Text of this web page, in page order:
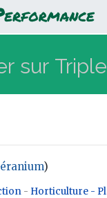
)
,rechercher
- Horticulture -